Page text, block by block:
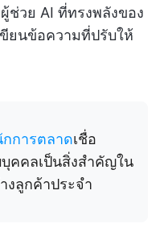
ผู้ช่วย AI ที่ทรงพลังของ
ยนข้อความที่ปรับให้
การตลาดเชื่อ
คคลเป็นสิ่งสำคัญใน
งลูกค้าประจำ